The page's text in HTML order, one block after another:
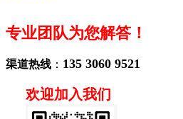
专业团队为您解答！
渠道热线 ： 135 3060 9521
欢迎加入我们